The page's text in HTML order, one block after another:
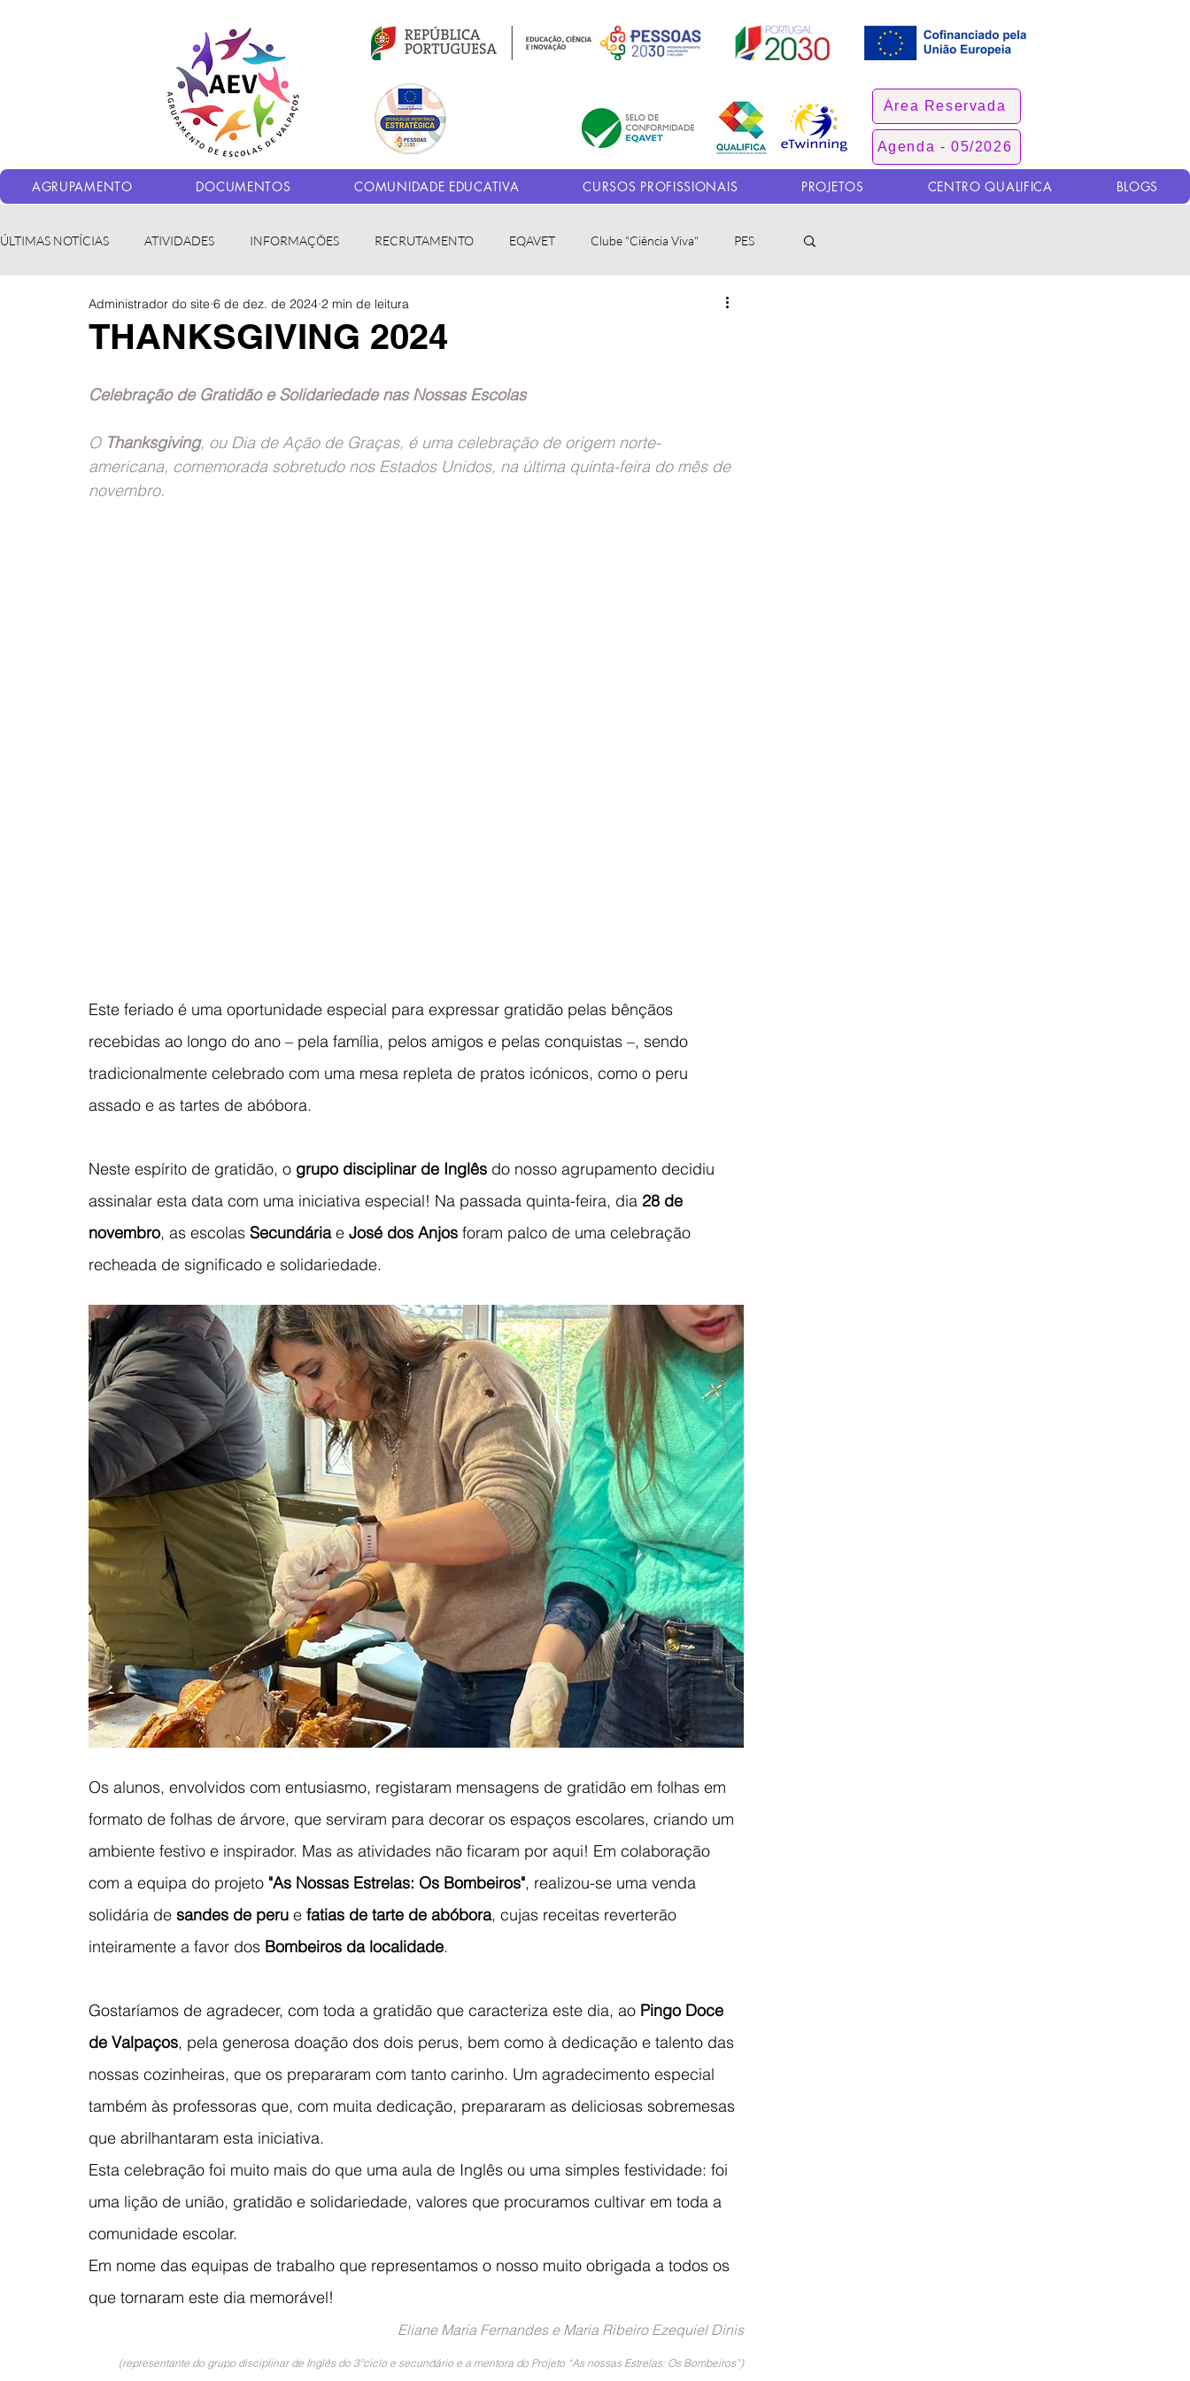
Área Reservada
Agenda - 05/2026
AGRUPAMENTO DOCUMENTOS COMUNIDADE EDUCATIVA CURSOS PROFISSIONAIS PROJETOS CENTRO QUALIFICA BLOGS
ÚLTIMAS NOTÍCIAS ATIVIDADES INFORMAÇÕES RECRUTAMENTO EQAVET Clube "Ciência Viva" PES
Bibliotecas LER fora da Escola ERASMUS+ LED
THANKSGIVING 2024
Administrador do site 6 de dez. de 2024 2 min de leitura
Celebração de Gratidão e Solidariedade nas Nossas Escolas
O Thanksgiving, ou Dia de Ação de Graças, é uma celebração de origem norte-
americana, comemorada sobretudo nos Estados Unidos, na última quinta-feira do mês de
novembro.
Este feriado é uma oportunidade especial para expressar gratidão pelas bênçãos
recebidas ao longo do ano – pela família, pelos amigos e pelas conquistas –, sendo
tradicionalmente celebrado com uma mesa repleta de pratos icónicos, como o peru
assado e as tartes de abóbora.
Neste espírito de gratidão, o grupo disciplinar de Inglês do nosso agrupamento decidiu
assinalar esta data com uma iniciativa especial! Na passada quinta-feira, dia 28 de
novembro, as escolas Secundária e José dos Anjos foram palco de uma celebração
recheada de significado e solidariedade.
Os alunos, envolvidos com entusiasmo, registaram mensagens de gratidão em folhas em
formato de folhas de árvore, que serviram para decorar os espaços escolares, criando um
ambiente festivo e inspirador. Mas as atividades não ficaram por aqui! Em colaboração
com a equipa do projeto "As Nossas Estrelas: Os Bombeiros", realizou-se uma venda
solidária de sandes de peru e fatias de tarte de abóbora, cujas receitas reverterão
inteiramente a favor dos Bombeiros da localidade.
Gostaríamos de agradecer, com toda a gratidão que caracteriza este dia, ao Pingo Doce
de Valpaços, pela generosa doação dos dois perus, bem como à dedicação e talento das
nossas cozinheiras, que os prepararam com tanto carinho. Um agradecimento especial
também às professoras que, com muita dedicação, prepararam as deliciosas sobremesas
que abrilhantaram esta iniciativa.
Esta celebração foi muito mais do que uma aula de Inglês ou uma simples festividade: foi
uma lição de união, gratidão e solidariedade, valores que procuramos cultivar em toda a
comunidade escolar.
Em nome das equipas de trabalho que representamos o nosso muito obrigada a todos os
que tornaram este dia memorável!
Eliane Maria Fernandes e Maria Ribeiro Ezequiel Dinis
(representante do grupo disciplinar de Inglês do 3ºciclo e secundário e a mentora do Projeto “As nossas Estrelas: Os Bombeiros”)